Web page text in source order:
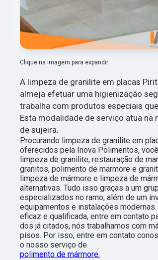
Clique na imagem para expandir
A limpeza de granilite em placas
almeja efetuar uma higienização
trabalha com produtos especiais
Esta modalidade de serviço atua
de sujeira.
Procurando limpeza de granilite em
oferecidos pela Inova Polimentos,
limpeza de granilite, restauração de
granitos, polimento de marmore e
limpeza de mármore e limpeza de
alternativas. Tudo isso graças a um
especializados no ramo, além de um
equipamentos e instalações
eficaz e qualificada, entre em contato
dos já citados, nós trabalhamos com
pisos. Por isso, entre em contato
o nosso serviço de
polimento de mármore.